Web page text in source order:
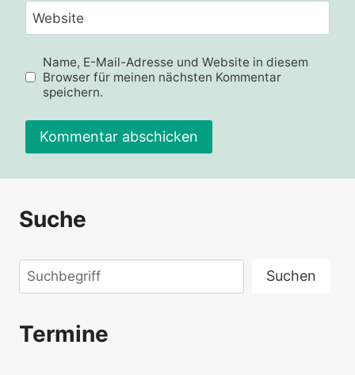
Website
Name, E-Mail-Adresse und Website in diesem
Browser für meinen nächsten Kommentar
speichern.
Suche
Suchen Suchen
Termine